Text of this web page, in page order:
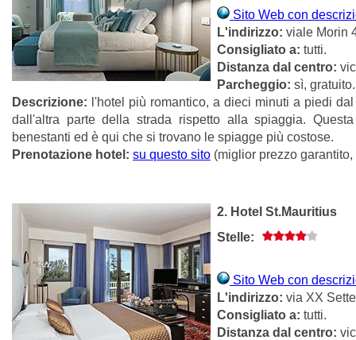
Sito Web con
L'indirizzo: viale Morin
Consigliato a: tutti.
Distanza dal centro:
Parcheggio: sì, gratuito.
Descrizione: l'hotel più romantico, a dieci minuti a piedi
dall'altra parte della strada rispetto alla spiaggia.
benestanti ed è qui che si trovano le spiagge più costose.
Prenotazione hotel: su questo sito (miglior prezzo
2. Hotel St.Mauritius
Stelle:
Sito Web con
L'indirizzo: via XX
Consigliato a: tutti.
Distanza dal centro: